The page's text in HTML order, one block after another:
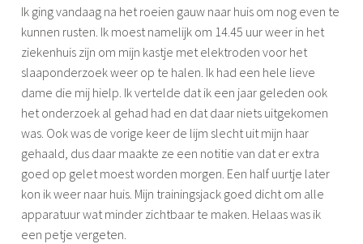
d
n
e
u
r
o
l
o
o
g
,
s
m
o
n
e
Ik ging vandaag na het roeien gauw naar huis om nog even te
kunnen rusten. Ik moest namelijk om 14.45 uur weer in het
ziekenhuis zijn om mijn kastje met elektroden voor het
slaaponderzoek weer op te halen. Ik had een hele lieve
dame die mij hielp. Ik vertelde dat ik een jaar geleden ook
het onderzoek al gehad had en dat daar niets uitgekomen
was. Ook was de vorige keer de lijm slecht uit mijn haar
gehaald, dus daar maakte ze een notitie van dat er extra
goed op gelet moest worden morgen. Een half uurtje later
kon ik weer naar huis. Mijn trainingsjack goed dicht om alle
apparatuur wat minder zichtbaar te maken. Helaas was ik
een petje vergeten.